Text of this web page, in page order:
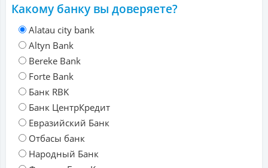
Какому банку вы доверяете?
Alatau city bank
Altyn Bank
Bereke Bank
Forte Bank
Банк RBK
Банк ЦентрКредит
Евразийский Банк
Отбасы банк
Народный Банк